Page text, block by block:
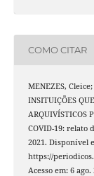
COMO CITAR
MENEZES,
INSITUIÇÕES
ARQUIVÍSTICOS
COVID-19: relato
2021. Disponível
https://
Acesso em: 6 ago.